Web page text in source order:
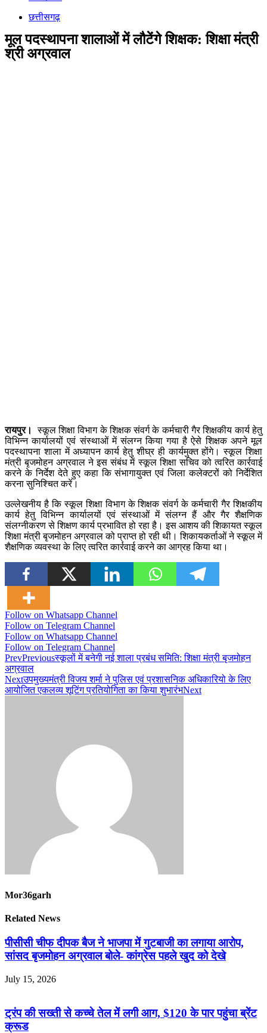
छत्तीसगढ़
मूल पदस्थापना शालाओं में लौटेंगे शिक्षक: शिक्षा मंत्री
श्री अग्रवाल
रायपुर।
स्कूल शिक्षा विभाग के शिक्षक संवर्ग के कर्मचारी गैर शिक्षकीय कार्य हेतु
विभिन्न कार्यालयों एवं संस्थाओं में संलग्न किया गया है ऐसे शिक्षक अपने मूल
पदस्थापना शाला में अध्यापन कार्य हेतु शीघ्र ही कार्यमुक्त होंगे। स्कूल शिक्षा
मंत्री बृजमोहन अग्रवाल ने इस संबंध में स्कूल शिक्षा सचिव को त्वरित कार्रवाई
करने के निर्देश देते हुए कहा कि संभागायुक्त एवं जिला कलेक्टरों को निर्देशित
करना सुनिश्चित करें।
उल्लेखनीय है कि स्कूल शिक्षा विभाग के शिक्षक संवर्ग के कर्मचारी गैर शिक्षकीय
कार्य हेतु विभिन्न कार्यालयों एवं संस्थाओं में संलग्न हैं और गैर शैक्षणिक
संलग्नीकरण से शिक्षण कार्य प्रभावित हो रहा है। इस आशय की शिकायत स्कूल
शिक्षा मंत्री बृजमोहन अग्रवाल को प्राप्त हो रही थी। शिकायकर्ताओं ने स्कूल में
शैक्षणिक व्यवस्था के लिए त्वरित कार्रवाई करने का आग्रह किया था।
Follow on Whatsapp Channel
Follow on Telegram Channel
Follow on Whatsapp Channel
Follow on Telegram Channel
PrevPreviousस्कूलों में बनेगी नई शाला प्रबंध समिति: शिक्षा मंत्री बृजमोहन
अग्रवाल
Nextउपमुख्यमंत्री विजय शर्मा ने पुलिस एवं प्रशासनिक अधिकारियो के लिए
आयोजित एकलव्य शूटिंग प्रतियोगिता का किया शुभारंभNext
Mor36garh
Related News
पीसीसी चीफ दीपक बैज ने भाजपा में गुटबाजी का लगाया आरोप,
सांसद बृजमोहन अग्रवाल बोले- कांग्रेस पहले खुद को देखे
July 15, 2026
ट्रंप की सख्ती से कच्चे तेल में लगी आग, $120 के पार पहुंचा ब्रेंट
क्रूड